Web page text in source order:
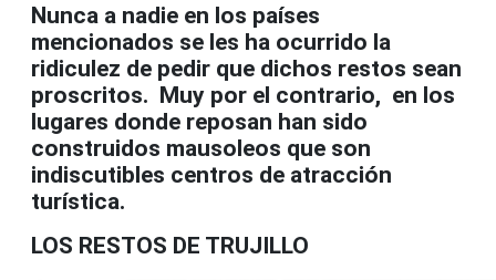
Nunca a nadie en los países
mencionados se les ha ocurrido la
ridiculez de pedir que dichos restos sean
proscritos. Muy por el contrario, en los
lugares donde reposan han sido
construidos mausoleos que son
indiscutibles centros de atracción
turística.
LOS RESTOS DE TRUJILLO